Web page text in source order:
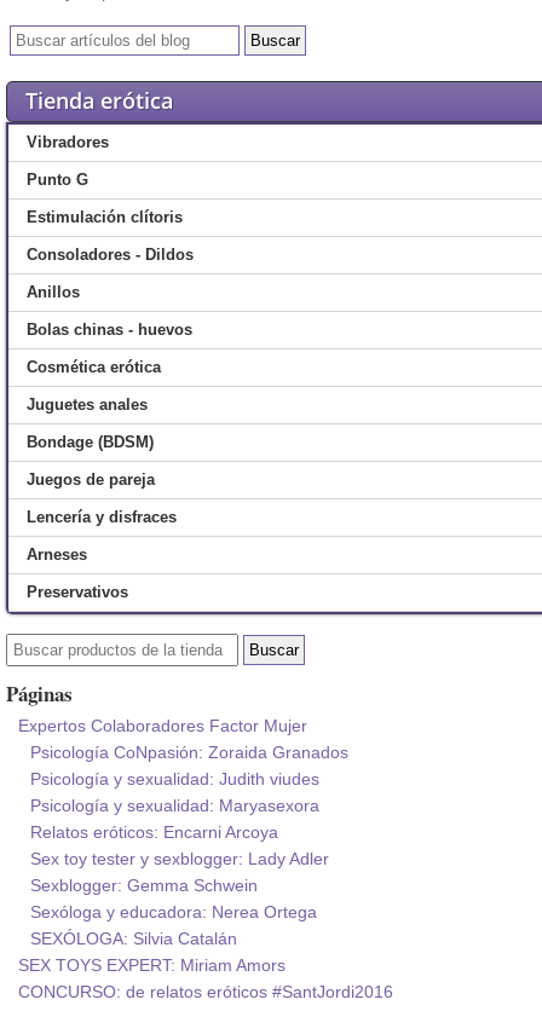
Tienda erótica
Vibradores
Punto G
Estimulación clítoris
Consoladores - Dildos
Anillos
Bolas chinas - huevos
Cosmética erótica
Juguetes anales
Bondage (BDSM)
Juegos de pareja
Lencería y disfraces
Arneses
Preservativos
Páginas
Expertos Colaboradores Factor Mujer
Psicología CoNpasión: Zoraida Granados
Psicología y sexualidad: Judith viudes
Psicología y sexualidad: Maryasexora
Relatos eróticos: Encarni Arcoya
Sex toy tester y sexblogger: Lady Adler
Sexblogger: Gemma Schwein
Sexóloga y educadora: Nerea Ortega
SEXÓLOGA: Silvia Catalán
SEX TOYS EXPERT: Miriam Amors
CONCURSO: de relatos eróticos #SantJordi2016